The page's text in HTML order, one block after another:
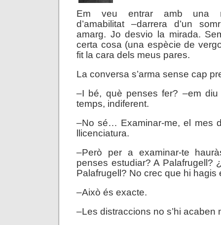
Em veu entrar amb una
d’amabilitat –darrera d’un
amarg. Jo desvio la mirada.
certa cosa (una espècie de
fit la cara dels meus pares.
La conversa s’arma sense cap
–I bé, què penses fer? –em
temps, indiferent.
–No sé… Examinar-me, el mes
llicenciatura.
–Però per a examinar-te
penses estudiar? A Palafrugell?
Palafrugell? No crec que hi
–Això és exacte.
–Les distraccions no s’hi